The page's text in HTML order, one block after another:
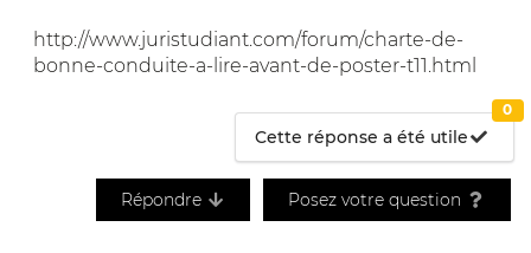
http://www.juristudiant.com/forum/charte-de-
bonne-conduite-a-lire-avant-de-poster-t11.html
Cette réponse a été utile
0
Répondre Posez votre question